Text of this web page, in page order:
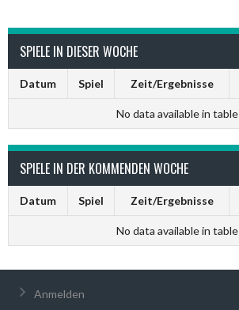
SPIELE IN DIESER WOCHE
Datum Spiel Zeit/Ergebnisse
No data available in table
SPIELE IN DER KOMMENDEN WOCHE
Datum Spiel Zeit/Ergebnisse
No data available in table
Anmelden